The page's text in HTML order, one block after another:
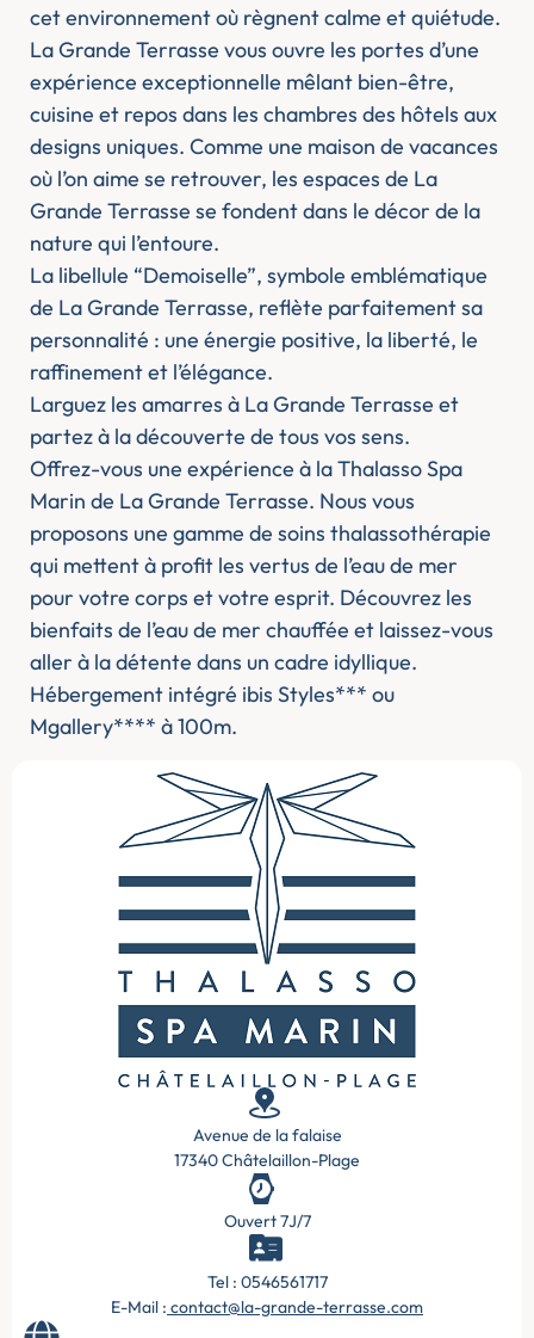
cet environnement où règnent calme et quiétude.
La Grande Terrasse vous ouvre les portes d’une
expérience exceptionnelle mêlant bien-être,
cuisine et repos dans les chambres des hôtels aux
designs uniques. Comme une maison de vacances
où l’on aime se retrouver, les espaces de La
Grande Terrasse se fondent dans le décor de la
nature qui l’entoure.
La libellule “Demoiselle”, symbole emblématique
de La Grande Terrasse, reflète parfaitement sa
personnalité : une énergie positive, la liberté, le
raffinement et l’élégance.
Larguez les amarres à La Grande Terrasse et
partez à la découverte de tous vos sens.
Offrez-vous une expérience à la Thalasso Spa
Marin de La Grande Terrasse. Nous vous
proposons une gamme de soins thalassothérapie
qui mettent à profit les vertus de l’eau de mer
pour votre corps et votre esprit. Découvrez les
bienfaits de l’eau de mer chauffée et laissez-vous
aller à la détente dans un cadre idyllique.
Hébergement intégré ibis Styles*** ou
Mgallery**** à 100m.
Avenue de la falaise
17340 Châtelaillon-Plage
Ouvert 7J/7
Tel : 0546561717
E-Mail : contact@la-grande-terrasse.com